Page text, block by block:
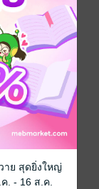
าย สุดยิ่งใหญ่
. - 16 ส.ค.